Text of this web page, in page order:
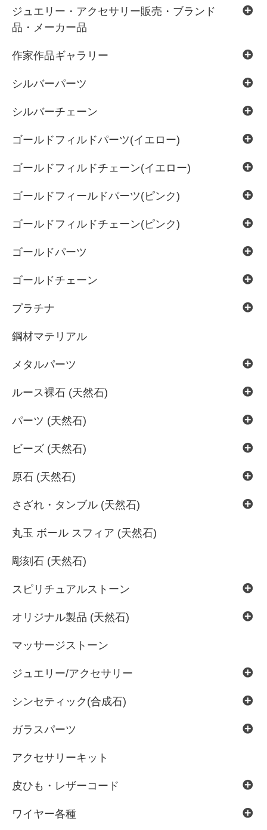
ジュエリー・アクセサリー販売・ブランド
品・メーカー品
作家作品ギャラリー
シルバーパーツ
シルバーチェーン
ゴールドフィルドパーツ(イエロー)
ゴールドフィルドチェーン(イエロー)
ゴールドフィールドパーツ(ピンク)
ゴールドフィルドチェーン(ピンク)
ゴールドパーツ
ゴールドチェーン
プラチナ
鋼材マテリアル
メタルパーツ
ルース裸石 (天然石)
パーツ (天然石)
ビーズ (天然石)
原石 (天然石)
さざれ・タンブル (天然石)
丸玉 ボール スフィア (天然石)
彫刻石 (天然石)
スピリチュアルストーン
オリジナル製品 (天然石)
マッサージストーン
ジュエリー/アクセサリー
シンセティック(合成石)
ガラスパーツ
アクセサリーキット
皮ひも・レザーコード
ワイヤー各種